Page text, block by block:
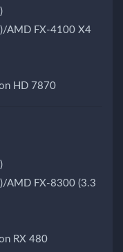
AMD FX-4100 X4
HD 7870
AMD FX-8300 (3.3
RX 480